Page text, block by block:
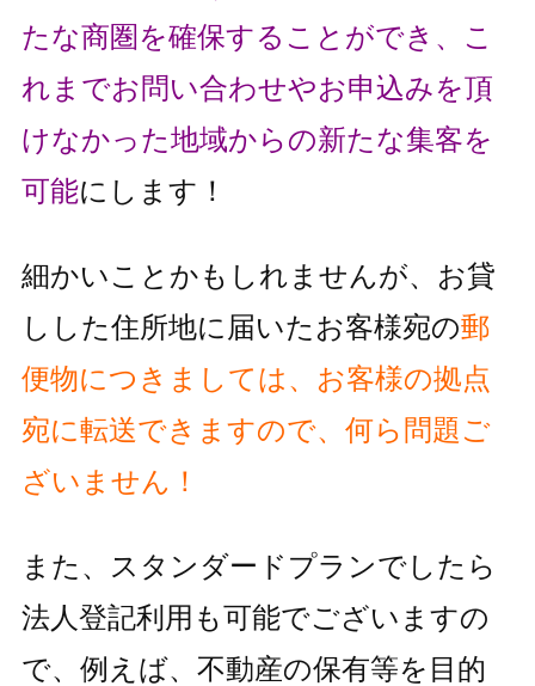
たな商圏を確保することができ、こ
れまでお問い合わせやお申込みを頂
けなかった地域からの新たな集客を
可能にします！
細かいことかもしれませんが、お貸
しした住所地に届いたお客様宛の郵
便物につきましては、お客様の拠点
宛に転送できますので、何ら問題ご
ざいません！
また、スタンダードプランでしたら
法人登記利用も可能でございますの
で、 例えば、不動産の保有等を目的